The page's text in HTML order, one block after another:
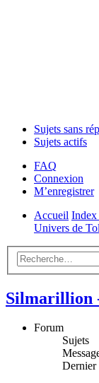
Sujets sans
Sujets actifs
FAQ
Connexion
M’enregistrer
Accueil
Univers de
Silmarillion
Forum
Sujets
Dernier